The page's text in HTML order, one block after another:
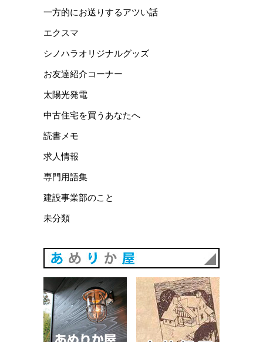
一方的にお送りするアツい話
エクスマ
シノハラオリジナルグッズ
お友達紹介コーナー
太陽光発電
中古住宅を買うあなたへ
読書メモ
求人情報
専門用語集
建設事業部のこと
未分類
あめりか屋WEBサイト